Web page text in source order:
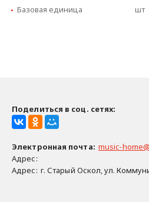
Базовая единица
шт
Поделиться в соц. сетях:
Электронная почта: music-
Адрес:
Адрес: г. Старый Оскол, ул.